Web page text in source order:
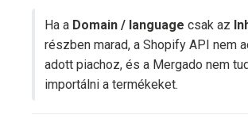
Ha a Domain / language csak az
részben marad, a Shopify API nem
adott piachoz, és a Mergado nem
importálni a termékeket.